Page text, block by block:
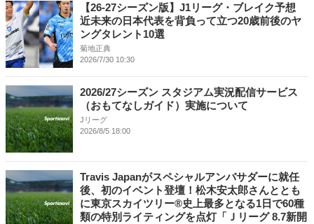
【26-27シーズン版】J1リーグ・ブレイク予想
近未来の日本代表を背負って立つ20歳前後のヤ
ングタレント10選
菊地正典
2026/7/30 10:30
2026/27シーズン スタジアム実況配信サービス
（おもてなしガイド）実施について
Jリーグ
2026/8/5 18:00
Travis Japanがスペシャルアンバサダーに就任
後、初のイベント登壇！松木安太郎さんととも
に東京スカイツリー®史上最多となる1日で60種
類の特別ライティングを点灯「Ｊリーグ 8.7新開